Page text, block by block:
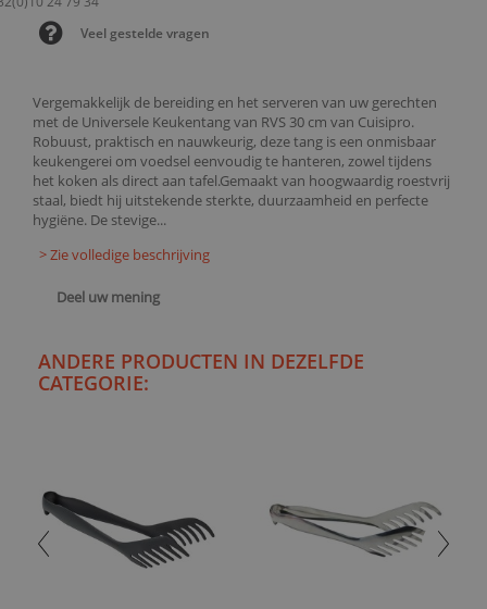
Vergemakkelijk de bereiding en het serveren van uw gerechten
met de Universele Keukentang van RVS 30 cm van Cuisipro.
Robuust, praktisch en nauwkeurig, deze tang is een onmisbaar
keukengerei om voedsel eenvoudig te hanteren, zowel tijdens
het koken als direct aan tafel.Gemaakt van hoogwaardig roestvrij
staal, biedt hij uitstekende sterkte, duurzaamheid en perfecte
hygiëne. De stevige...
> Zie volledige beschrijving
Deel uw mening
Veel gestelde vragen
ANDERE PRODUCTEN IN DEZELFDE
CATEGORIE: